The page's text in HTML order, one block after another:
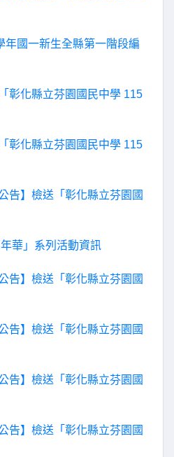
年國一新生全縣第一階段編
彰化縣立芬園國民中學 115
彰化縣立芬園國民中學 115
告】檢送「彰化縣立芬園國
華」系列活動資訊
告】檢送「彰化縣立芬園國
告】檢送「彰化縣立芬園國
告】檢送「彰化縣立芬園國
告】檢送「彰化縣立芬園國